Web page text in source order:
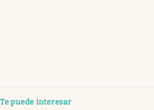
Te puede interesar